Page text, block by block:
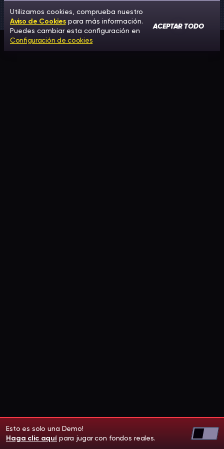
Esto es solo una Demo!
Haga clic aquí para jugar con fondos reales.
Utilizamos cookies, comprueba nuestro
Aviso de Cookiespara más información.
Puedes cambiar esta configuración en
Configuración de cookies
ACEPTAR TODO